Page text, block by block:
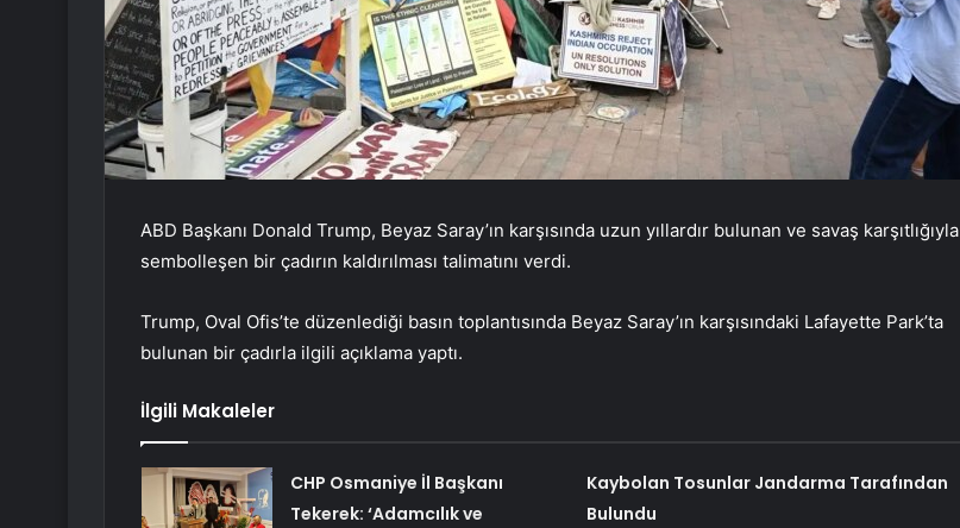
ABD Başkanı Donald Trump, Beyaz Saray’ın karşısında uzun yıllardır bulunan ve savaş karşıtlığıyla
sembolleşen bir çadırın kaldırılması talimatını verdi.
Trump, Oval Ofis’te düzenlediği basın toplantısında Beyaz Saray’ın karşısındaki Lafayette Park’ta
bulunan bir çadırla ilgili açıklama yaptı.
İlgili Makaleler
CHP Osmaniye İl Başkanı
Tekerek: ‘Adamcılık ve
Kaybolan Tosunlar Jandarma Tarafından
Bulundu